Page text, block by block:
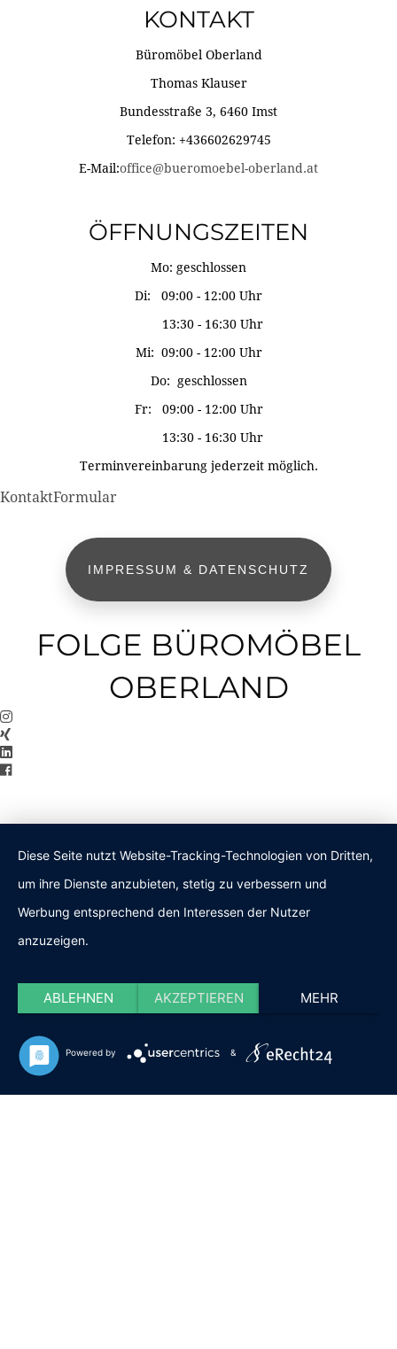
KONTAKT
Büromöbel Oberland
Thomas Klauser
Bundesstraße 3, 6460 Imst
Telefon: +436602629745
E-Mail:office@bueromoebel-oberland.at
ÖFFNUNGSZEITEN
Mo: geschlossen
Di: 09:00 - 12:00 Uhr
13:30 - 16:30 Uhr
Mi: 09:00 - 12:00 Uhr
Do: geschlossen
Fr: 09:00 - 12:00 Uhr
13:30 - 16:30 Uhr
Terminvereinbarung jederzeit möglich.
KontaktFormular
IMPRESSUM & DATENSCHUTZ
FOLGE BÜROMÖBEL
OBERLAND
Diese Seite nutzt Website-Tracking-Technologien von Dritten,
um ihre Dienste anzubieten, stetig zu verbessern und
Werbung entsprechend den Interessen der Nutzer
anzuzeigen.
ABLEHNEN AKZEPTIEREN MEHR
Powered by &